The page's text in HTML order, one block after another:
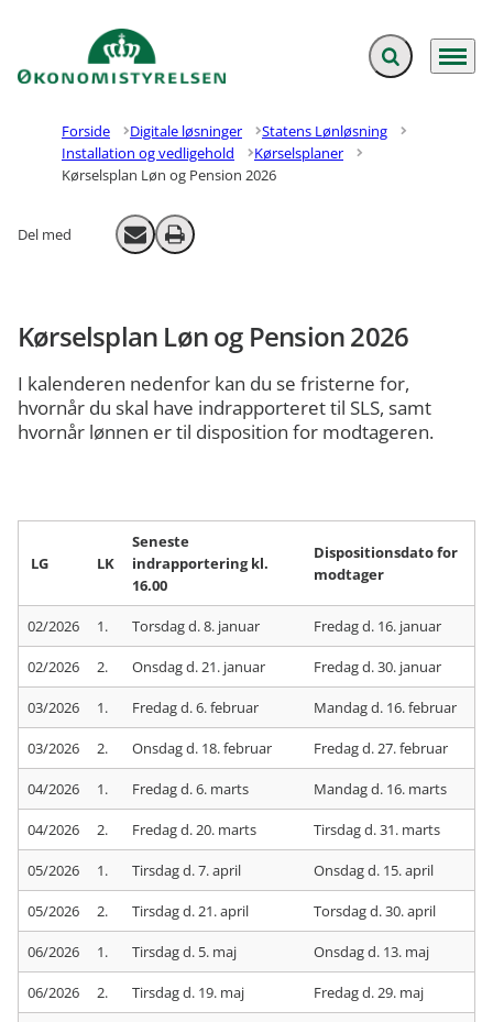
Gå til forsiden Fold søgefelt ud
Menu
Forside Digitale løsninger
Statens Lønløsning
Installation og vedligehold
Kørselsplaner
Kørselsplan Løn og Pension 2026
Del med Send email
Print
Kørselsplan Løn og Pension 2026
I kalenderen nedenfor kan du se fristerne for,
hvornår du skal have indrapporteret til SLS, samt
hvornår lønnen er til disposition for modtageren.
LG LK
Seneste
indrapportering kl.
16.00
Dispositionsdato for
modtager
02/2026 1. Torsdag d. 8. januar Fredag d. 16. januar
02/2026 2. Onsdag d. 21. januar Fredag d. 30. januar
03/2026 1. Fredag d. 6. februar Mandag d. 16. februar
03/2026 2. Onsdag d. 18. februar Fredag d. 27. februar
04/2026 1. Fredag d. 6. marts Mandag d. 16. marts
04/2026 2. Fredag d. 20. marts Tirsdag d. 31. marts
05/2026 1. Tirsdag d. 7. april Onsdag d. 15. april
05/2026 2. Tirsdag d. 21. april Torsdag d. 30. april
06/2026 1. Tirsdag d. 5. maj Onsdag d. 13. maj
06/2026 2. Tirsdag d. 19. maj Fredag d. 29. maj